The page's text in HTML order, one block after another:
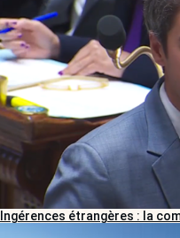
Ingérences étrangères : la